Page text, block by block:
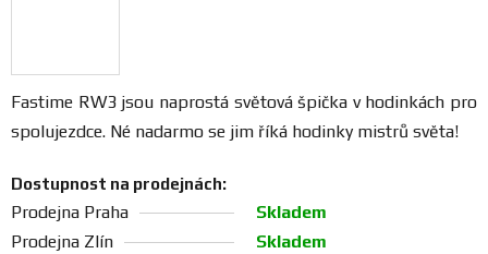
a
katalogy
Fastime RW3 jsou naprostá světová špička v hodinkách pro
spolujezdce. Né nadarmo se jim říká hodinky mistrů světa!
Dostupnost na prodejnách:
Prodejna Praha
Skladem
Prodejna Zlín
Skladem